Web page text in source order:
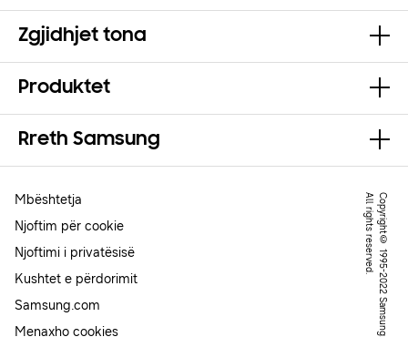
Zgjidhjet tona
Produktet
Rreth Samsung
C
o
p
y
r
ig
h
t
©
1
9
9
5
-
2
0
2
2
S
a
m
s
u
n
g
.
A
l
l
r
ig
h
t
s
r
e
s
e
r
v
e
d
.
Mbështetja
Njoftim për cookie
Njoftimi i privatësisë
Kushtet e përdorimit
Samsung.com
Menaxho cookies